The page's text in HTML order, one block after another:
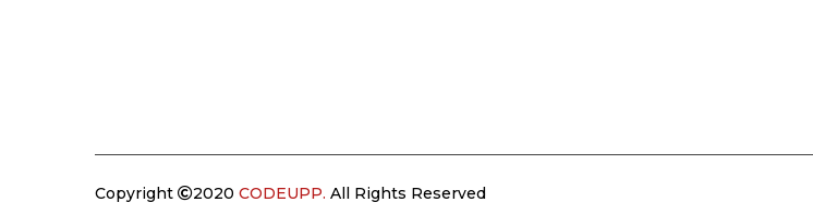
Copyright 2020 CODEUPP. All Rights Reserved